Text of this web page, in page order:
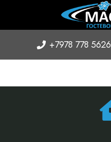
+7978 778 5626